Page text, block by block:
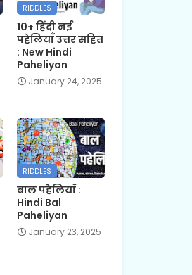
RIDDLES
10+ हिंदी नई
पहेलियाँ उत्तर सहित
: New Hindi
Paheliyan
January 24, 2025
RIDDLES
बाल पहेलियाँ :
Hindi Bal
Paheliyan
January 23, 2025